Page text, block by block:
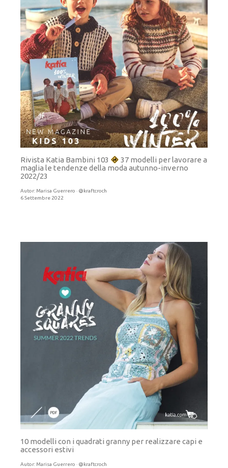
Rivista Katia Bambini 103
37 modelli per lavorare a
maglia le tendenze della moda autunno-inverno
2022/23
Autor: Marisa Guerrero · @kraftcroch
6 Settembre 2022
10 modelli con i quadrati granny per realizzare capi e
accessori estivi
Autor: Marisa Guerrero · @kraftcroch